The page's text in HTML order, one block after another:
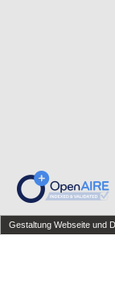
Gestaltung Webseite und